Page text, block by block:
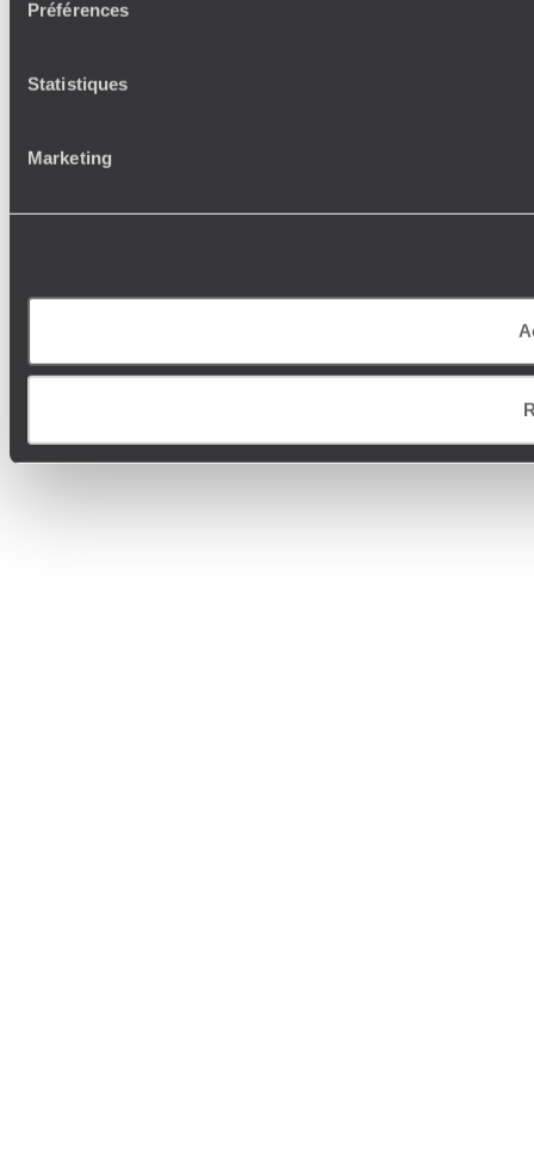
Préférences
Statistiques
Marketing